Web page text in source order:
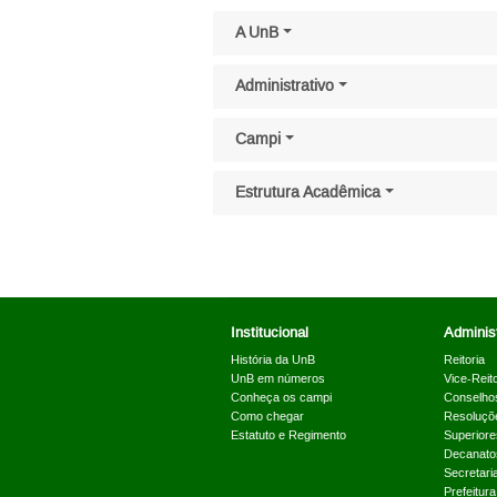
A UnB
Administrativo
Campi
Estrutura Acadêmica
Institucional
História da UnB
UnB em números
Conheça os campi
Como chegar
Estatuto e Regimento
Reitoria
Vice-